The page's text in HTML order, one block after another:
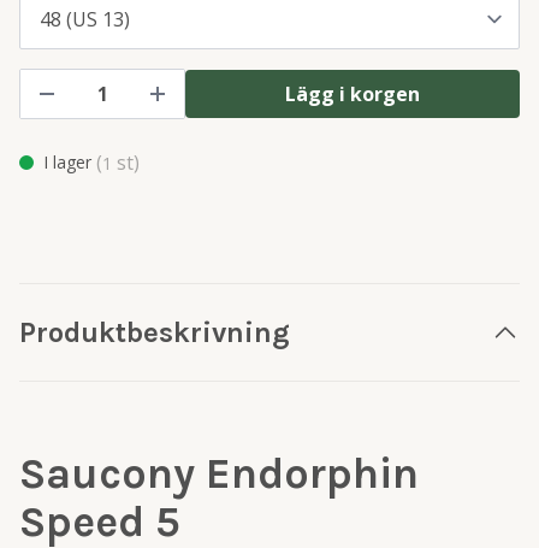
Lägg i korgen
I lager (1 st)
Produktbeskrivning
Saucony Endorphin
Speed 5